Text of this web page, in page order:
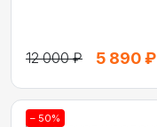
12 000 ₽ 5 890 ₽
– 50%